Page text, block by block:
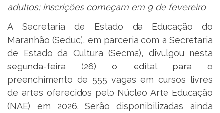
adultos; inscrições começam em 9 de fevereiro
A Secretaria de Estado da Educação do
Maranhão (Seduc), em parceria com a Secretaria
de Estado da Cultura (Secma), divulgou nesta
segunda-feira (26) o edital para o
preenchimento de 555 vagas em cursos livres
de artes oferecidos pelo Núcleo Arte Educação
(NAE) em 2026. Serão disponibilizadas ainda